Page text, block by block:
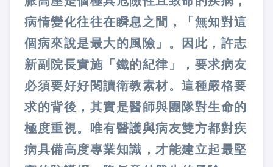
病情變化往往在瞬息之間，「無知對這
個病來說是最大的風險」。因此，許志
新副院長實施「鐵的紀律」，要求病友
必須要好好閱讀衛教素材。這種嚴格要
求的背後，其實是醫師與團隊對生命的
極度重視。唯有醫護與病友雙方都對疾
病具備高度專業知識，才能建立起最堅